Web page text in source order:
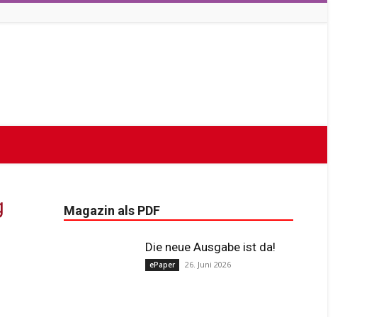
Magazin als PDF
Die neue Ausgabe ist da!
ePaper 26. Juni 2026